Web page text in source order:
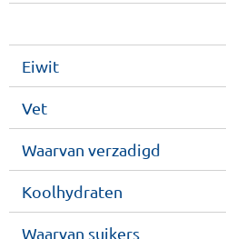
Eiwit
Vet
Waarvan verzadigd
Koolhydraten
Waarvan suikers